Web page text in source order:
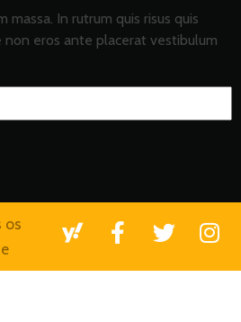
massa. In rutrum quis risus quis
eros ante placerat vestibulum
os